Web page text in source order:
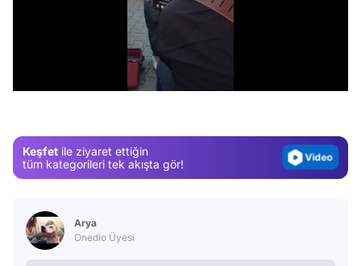
Keşfet ile ziyaret ettiğin
tüm kategorileri tek akışta gör!
Test
Arya
Onedio Üyesi